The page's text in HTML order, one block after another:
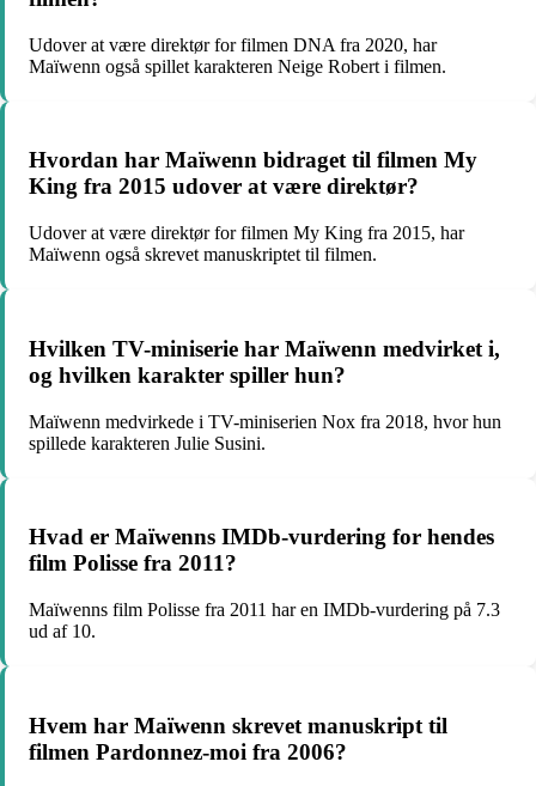
Udover at være direktør for filmen DNA fra 2020, har
Maïwenn også spillet karakteren Neige Robert i filmen.
Hvordan har Maïwenn bidraget til filmen My
King fra 2015 udover at være direktør?
Udover at være direktør for filmen My King fra 2015, har
Maïwenn også skrevet manuskriptet til filmen.
Hvilken TV-miniserie har Maïwenn medvirket i,
og hvilken karakter spiller hun?
Maïwenn medvirkede i TV-miniserien Nox fra 2018, hvor hun
spillede karakteren Julie Susini.
Hvad er Maïwenns IMDb-vurdering for hendes
film Polisse fra 2011?
Maïwenns film Polisse fra 2011 har en IMDb-vurdering på 7.3
ud af 10.
Hvem har Maïwenn skrevet manuskript til
filmen Pardonnez-moi fra 2006?